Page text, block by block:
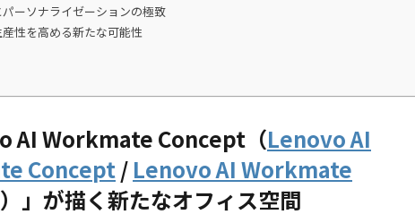
ーソナライゼーションの極致
性を高める新たな可能性
AI Workmate Concept（Lenovo AI
Concept / Lenovo AI Workmate
） 」が描く新たなオフィス空間